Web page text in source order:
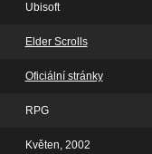
Ubisoft
Elder Scrolls
Oficiální stránky
RPG
Květen, 2002